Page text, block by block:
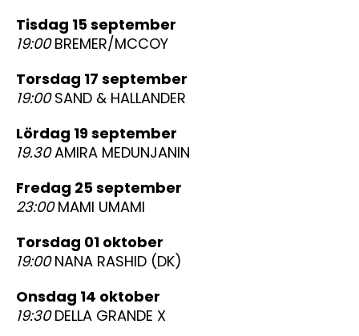
tisdag 15 september
19:00BREMER/MCCOY
torsdag 17 september
19:00SAND & HALLANDER
lördag 19 september
19.30AMIRA MEDUNJANIN
fredag 25 september
23:00MAMI UMAMI
torsdag 01 oktober
19:00NANA RASHID (DK)
onsdag 14 oktober
19:30DELLA GRANDE X